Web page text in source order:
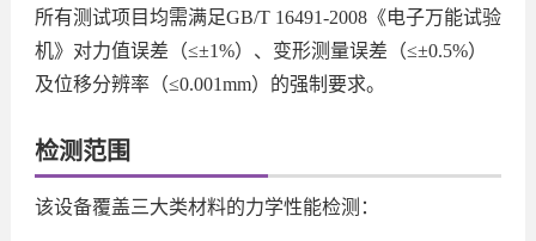
所有测试项目均需满足GB/T 16491-2008《电子万能试验
机》对力值误差（≤±1%）、变形测量误差（≤±0.5%）
及位移分辨率（≤0.001mm）的强制要求。
检测范围
该设备覆盖三大类材料的力学性能检测：